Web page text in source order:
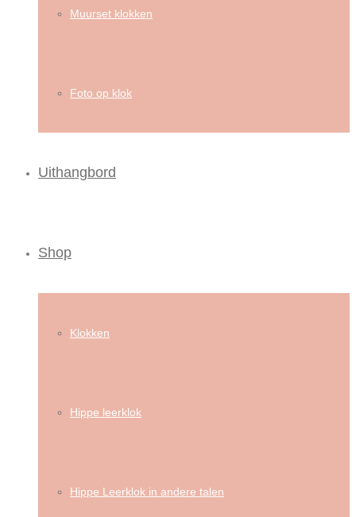
Muurset klokken
Foto op klok
Uithangbord
Shop
Klokken
Hippe leerklok
Hippe Leerklok in andere talen